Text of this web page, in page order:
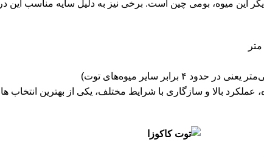
این میوه، بومی چین است. برخی نیز به دلیل سایه مناسب این
بالا و سازگاری با شرایط مختلف، یکی از بهترین انتخاب